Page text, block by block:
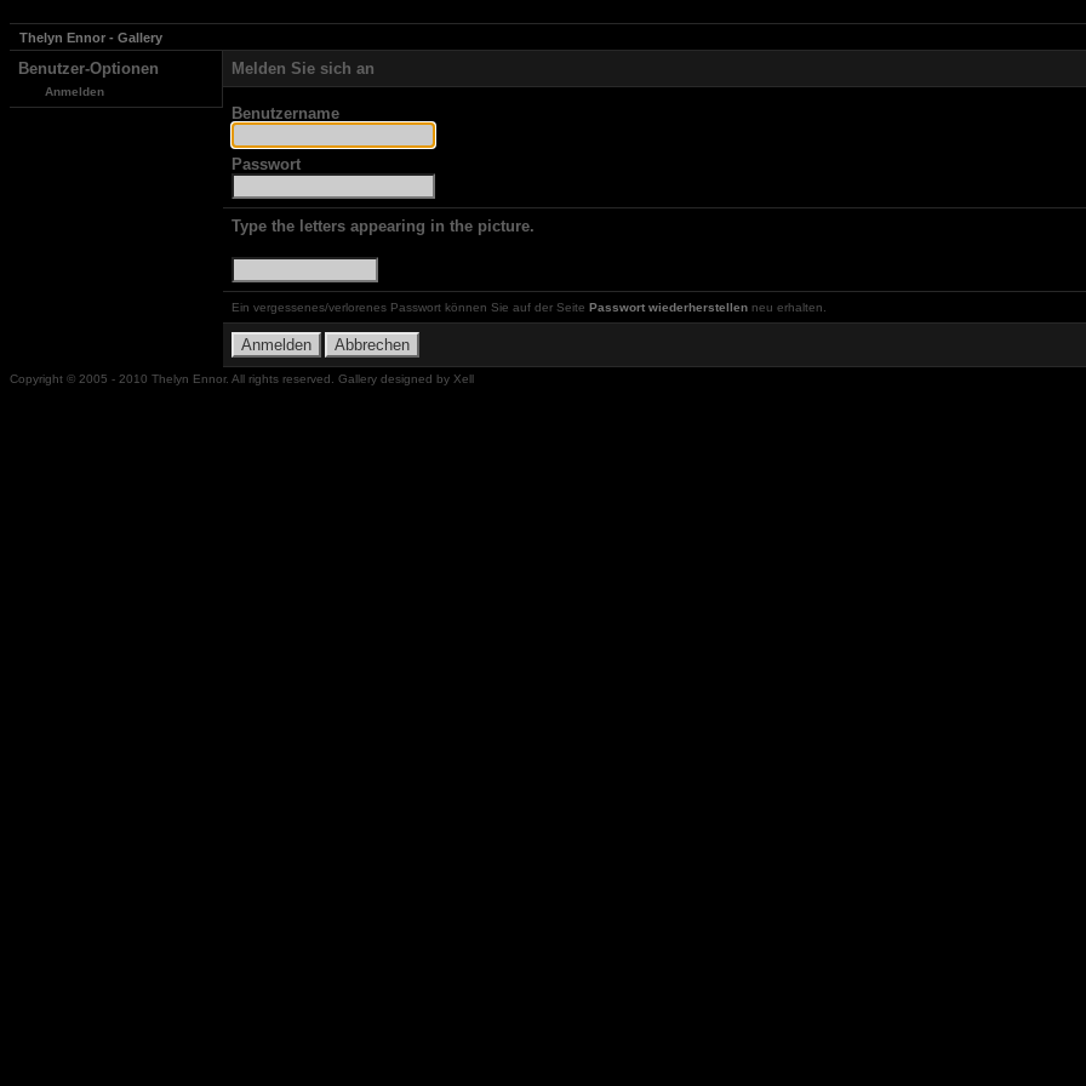
Thelyn Ennor - Gallery
Benutzer-Optionen
Anmelden
Melden Sie sich an
Benutzername
Passwort
Type the letters appearing in the picture.
Ein vergessenes/verlorenes Passwort können Sie auf der Seite Passwort wiederherstellen neu erhalten.
Copyright © 2005 - 2010 Thelyn Ennor. All rights reserved. Gallery designed by Xell